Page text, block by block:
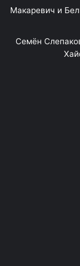
Макаревич и
Семён